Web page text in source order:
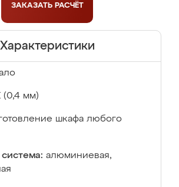
ЗАКАЗАТЬ РАСЧЁТ
Характеристики
(0,4 мм)
шкафа любого
алюминиевая,